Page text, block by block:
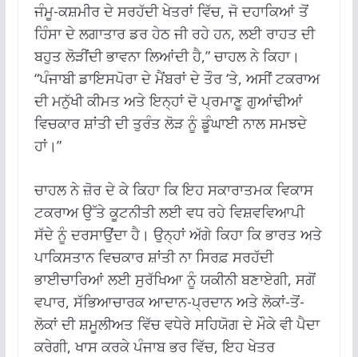
ਜੰਮੂ-ਕਸ਼ਮੀਰ ਦੇ ਸਰਹੱਦੀ ਖੇਤਰਾਂ ਵਿੱਚ, ਜੋ ਦਹਾਕਿਆਂ ਤੋਂ
ਹਿੰਸਾ ਦੇ ਲਗਾਤਾਰ ਡਰ ਹੇਠ ਜੀ ਰਹੇ ਹਨ, ਲਈ ਰਾਹਤ ਦੀ
ਬਹੁਤ ਲੋੜੀਂਦੀ ਭਾਵਨਾ ਲਿਆਂਦੀ ਹੈ,” ਚਾਹਲ ਨੇ ਕਿਹਾ।
“ਪੰਜਾਬੀ ਡਾਇਸਪੋਰਾ ਦੇ ਮੈਂਬਰਾਂ ਦੇ ਤੌਰ ‘ਤੇ, ਅਸੀਂ ਟਕਰਾਅ
ਦੀ ਮਨੁੱਖੀ ਕੀਮਤ ਅਤੇ ਇਨ੍ਹਾਂ ਦੋ ਪ੍ਰਮਾਣੂ ਗੁਆਂਢੀਆਂ
ਵਿਚਕਾਰ ਸ਼ਾਂਤੀ ਦੀ ਤੁਰੰਤ ਲੋੜ ਨੂੰ ਡੂੰਘਾਈ ਨਾਲ ਸਮਝਦੇ
ਹਾਂ।”
ਚਾਹਲ ਨੇ ਜ਼ੋਰ ਦੇ ਕੇ ਕਿਹਾ ਕਿ ਇਹ ਸਕਾਰਾਤਮਕ ਵਿਕਾਸ
ਟਕਰਾਅ ਉੱਤੇ ਕੂਟਨੀਤੀ ਲਈ ਵਧ ਰਹੇ ਵਿਸ਼ਵਵਿਆਪੀ
ਸੱਦੇ ਨੂੰ ਦਰਸਾਉਂਦਾ ਹੈ। ਉਨ੍ਹਾਂ ਅੱਗੇ ਕਿਹਾ ਕਿ ਭਾਰਤ ਅਤੇ
ਪਾਕਿਸਤਾਨ ਵਿਚਕਾਰ ਸ਼ਾਂਤੀ ਨਾ ਸਿਰਫ਼ ਸਰਹੱਦੀ
ਭਾਈਚਾਰਿਆਂ ਲਈ ਸੁਰੱਖਿਆ ਨੂੰ ਯਕੀਨੀ ਬਣਾਏਗੀ, ਸਗੋਂ
ਵਪਾਰ, ਸੱਭਿਆਚਾਰਕ ਆਦਾਨ-ਪ੍ਰਦਾਨ ਅਤੇ ਲੋਕਾਂ-ਤੋਂ-
ਲੋਕਾਂ ਦੀ ਸ਼ਮੂਲੀਅਤ ਵਿੱਚ ਵਧੇਰੇ ਸਹਿਯੋਗ ਦੇ ਮੌਕੇ ਵੀ ਪੈਦਾ
ਕਰੇਗੀ, ਖਾਸ ਕਰਕੇ ਪੰਜਾਬ ਭਰ ਵਿੱਚ, ਇਹ ਖੇਤਰ